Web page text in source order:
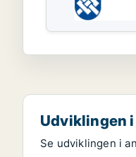
Udviklingen
Se udviklingen i